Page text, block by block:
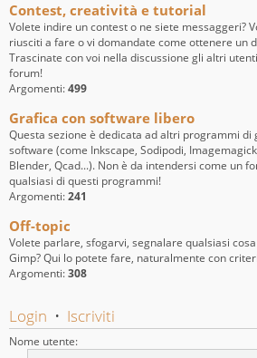
Contest, creatività e tutorial
Volete indire un contest o ne siete messaggeri?
riusciti a fare o vi domandate come ottenere un
Trascinate con voi nella discussione gli altri
forum!
Argomenti:499
Grafica con software libero
Questa sezione è dedicata ad altri programmi di
software (come Inkscape, Sodipodi,
Blender, Qcad...). Non è da intendersi come un
qualsiasi di questi programmi!
Argomenti:241
Off-topic
Volete parlare, sfogarvi, segnalare qualsiasi
Gimp? Qui lo potete fare, naturalmente con
Argomenti:308
Login • Iscriviti
Nome utente: